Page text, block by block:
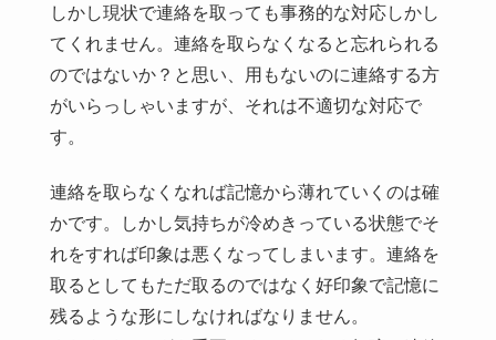
しかし現状で連絡を取っても事務的な対応しかし
てくれません。連絡を取らなくなると忘れられる
のではないか？と思い、用もないのに連絡する方
がいらっしゃいますが、それは不適切な対応で
す。
連絡を取らなくなれば記憶から薄れていくのは確
かです。しかし気持ちが冷めきっている状態でそ
れをすれば印象は悪くなってしまいます。連絡を
取るとしてもただ取るのではなく好印象で記憶に
残るような形にしなければなりません。